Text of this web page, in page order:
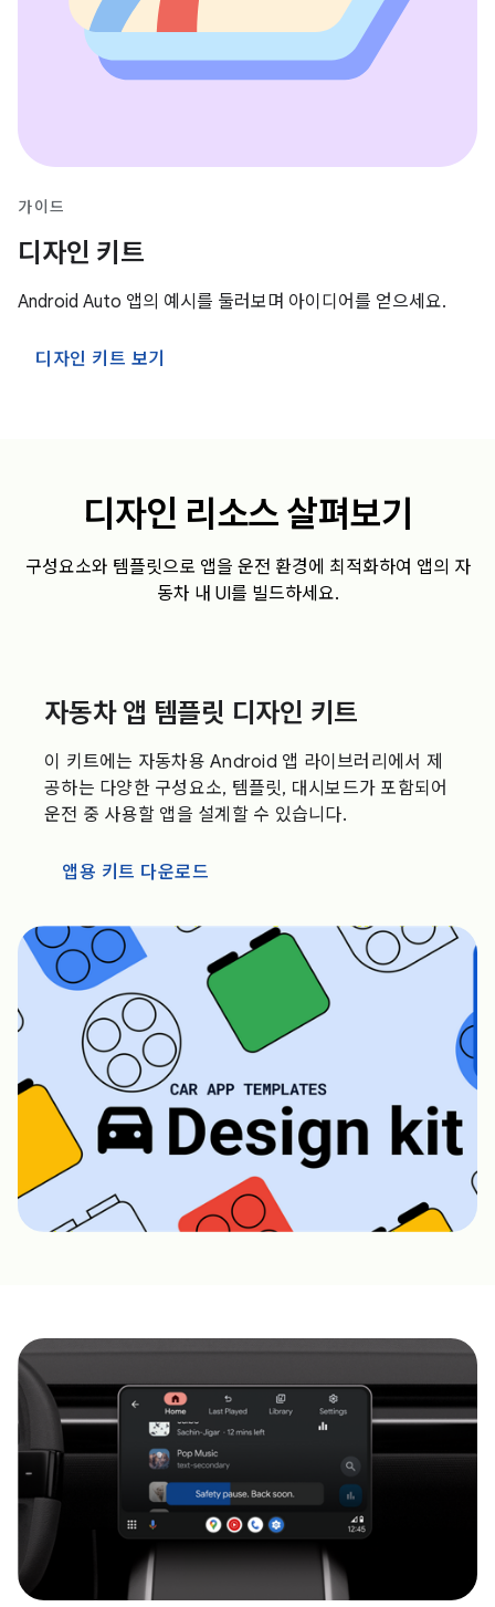
가이드
디자인 키트
Android Auto 앱의 예시를 둘러보며 아이디어를 얻으세요.
디자인 키트 보기
디자인 리소스 살펴보기
구성요소와 템플릿으로 앱을 운전 환경에 최적화하여 앱의 자
동차 내 UI를 빌드하세요.
자동차 앱 템플릿 디자인 키트
이 키트에는 자동차용 Android 앱 라이브러리에서 제
공하는 다양한 구성요소, 템플릿, 대시보드가 포함되어
운전 중 사용할 앱을 설계할 수 있습니다.
앱용 키트 다운로드